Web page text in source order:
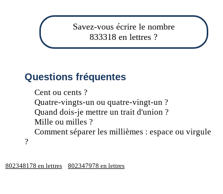
Savez-vous écrire le nombre
833318 en lettres ?
Questions fréquentes
Cent ou cents ?
Quatre-vingts-un ou quatre-vingt-un ?
Quand dois-je mettre un trait d'union ?
Mille ou milles ?
Comment séparer les millièmes : espace ou virgule
?
802348178 en lettres 802347978 en lettres